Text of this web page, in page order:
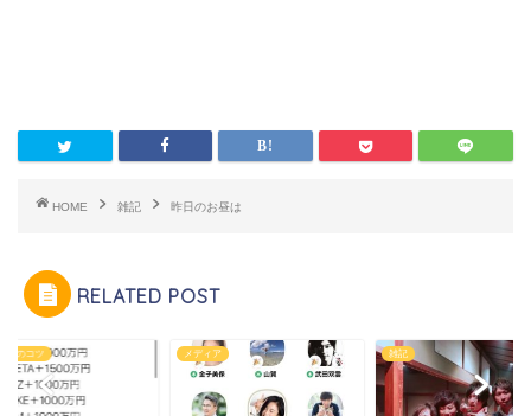
HOME 雑記 昨日のお昼は
RELATED POST
スのコツ メディア 雑記